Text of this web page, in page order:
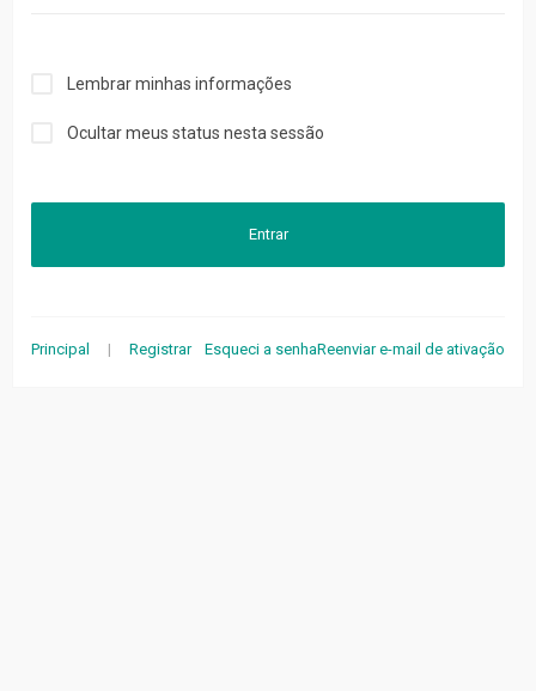
Lembrar minhas informações
Ocultar meus status nesta sessão
Entrar
Principal | Registrar Esqueci a senhaReenviar e-mail de ativação